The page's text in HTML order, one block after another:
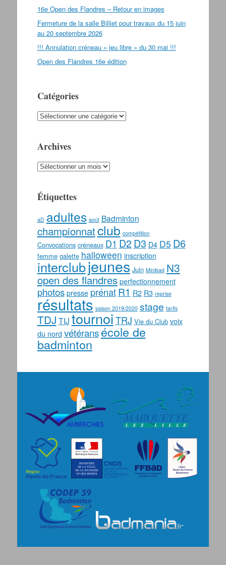
16e Open des Flandres – Retour en images
Fermeture de la salle Billiet pour travaux du 15 juin
au 20 septembre 2026
!!! Annulation créneau « jeu libre » du 30 mai !!!
Open des Flandres 16e édition
Catégories
Catégories
Archives
Archives
Étiquettes
aD adultes août Badminton
championnatclub compétition
Convocations créneaux D1 D2 D3 D4 D5 D6
femme galette halloween inscription
interclubjeunes Juin Minibad N3
open des flandres perfectionnement
photos presse prénat R1 R2 R3 reprise
résultats saison 2019/2020 stage tarifs
TDJ TIJ tournoiTRJ Vie du Club voix
du nord vétéransécole de
badminton